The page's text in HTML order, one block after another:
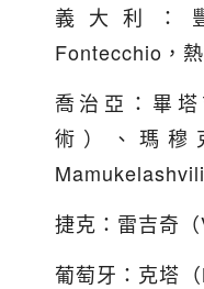
義大利：
Fontecchio，熱
喬治亞：畢
術）、瑪穆
捷克：雷吉奇
葡萄牙：克塔